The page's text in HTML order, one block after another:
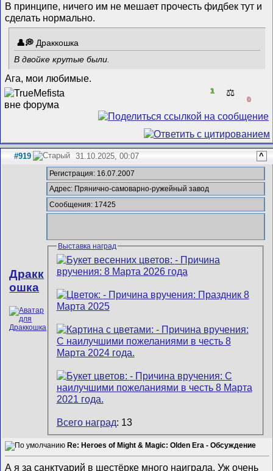
В принципе, ничего им не мешает прочесть фидбек тут и
сделать нормально.
Драккошка
В двойке крутые были.
Ага, мои любимые.
1 ⚖️
0
#919 31.10.2025, 00:07 ^
Дракк
ошка
Регистрация: 16.07.2007
Адрес: Прянично-самоварно-ружейный завод
Сообщения: 17425
Выставка наград
Всего наград: 13
Re: Heroes of Might & Magic: Olden Era - Обсуждение
А я за санктуарий в шестёрке много наиграла. Уж очень